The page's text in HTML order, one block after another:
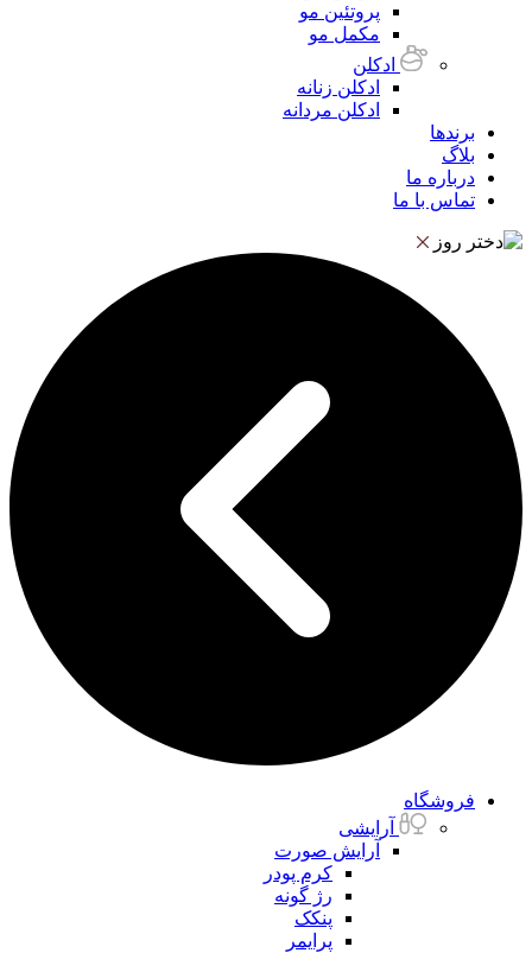
پروتئین مو
مکمل مو
ادکلن
ادکلن زنانه
ادکلن مردانه
برندها
بلاگ
درباره ما
تماس با ما
فروشگاه
آرایشی
آرایش صورت
کرم پودر
رژ گونه
پنکک
پرایمر